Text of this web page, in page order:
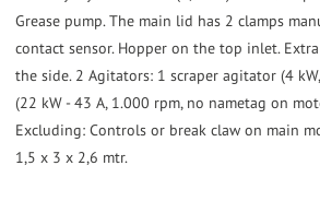
Grease pump. The main lid has 2 clamps
contact sensor. Hopper on the top inlet.
the side. 2 Agitators: 1 scraper agitator (4
(22 kW - 43 A, 1.000 rpm, no nametag on
Excluding: Controls or break claw on main
1,5 x 3 x 2,6 mtr.